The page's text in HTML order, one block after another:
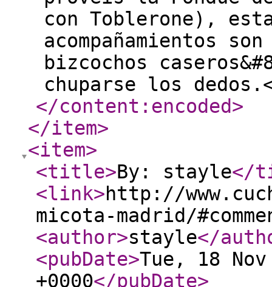
con Toblerone),
acompañamientos
bizcochos
chuparse los
</content:encoded>
</item>
<item>
<title>By: stayle</
<link>http://
micota-madrid/
<author>stayle</
<pubDate>Tue, 18
+0000</pubDate>